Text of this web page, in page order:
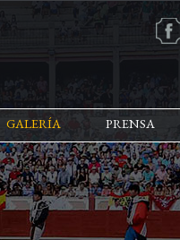
GALERÍA PRENSA